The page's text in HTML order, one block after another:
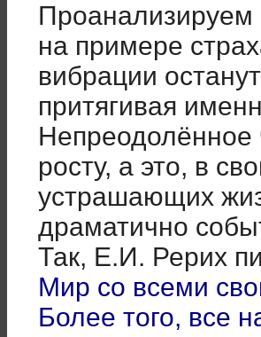
Проанализируем
на примере
вибрации
притягивая
Непреодолённое
росту, а это, в
устрашающих
драматично
Так, Е.И. Рерих
Мир со всеми
Более того, все